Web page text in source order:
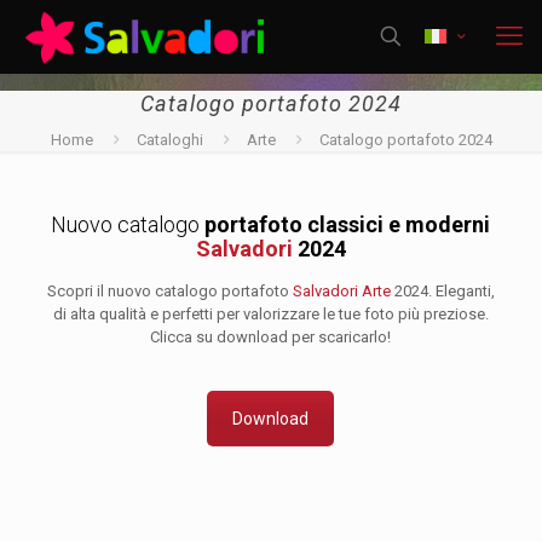
Catalogo portafoto 2024
Home Cataloghi Arte Catalogo portafoto 2024
Nuovo catalogo portafoto classici e moderni
Salvadori 2024
Scopri il nuovo catalogo portafoto Salvadori Arte2024. Eleganti,
di alta qualità e perfetti per valorizzare le tue foto più preziose.
Clicca su download per scaricarlo!
Download